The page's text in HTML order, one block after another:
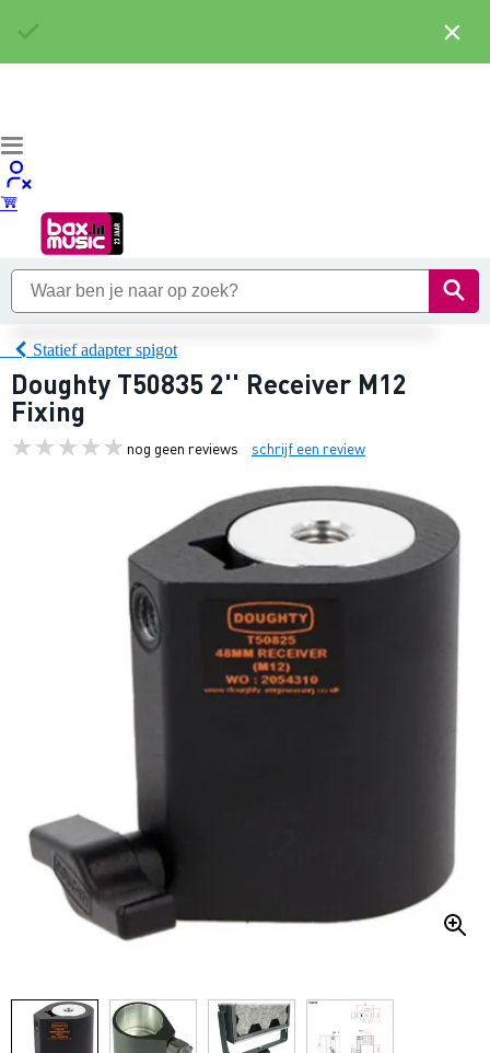
Statief adapter spigot
Doughty T50835 2'' Receiver M12
Fixing
nog geen reviews schrijf een review
×